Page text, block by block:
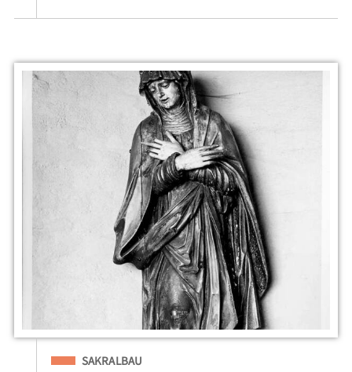
Eingeordnet unter
SAKRALBAU